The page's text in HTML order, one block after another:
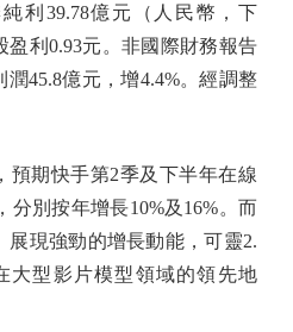
39.78億元（人民幣，下
盈利0.93元。非國際財務報告
45.8億元，增4.4%。經調整
期快手第2季及下半年在線
分別按年增長10%及16%。而
現強勁的增長動能，可靈2.
大型影片模型領域的領先地